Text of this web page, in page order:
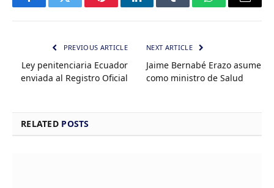
FacebookTwitter PinterestLinkedInTumblr WhatsAppEmail
PREVIOUS ARTICLE
Ley penitenciaria Ecuador
enviada al Registro Oficial
NEXT ARTICLE
Jaime Bernabé Erazo asume
como ministro de Salud
RELATED POSTS